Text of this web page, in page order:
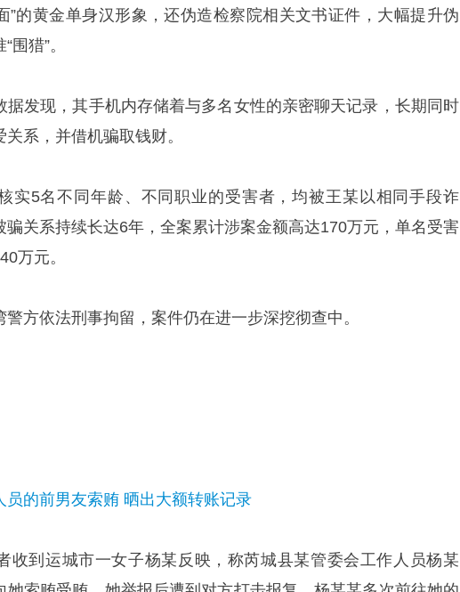
”的黄金单身汉形象，还伪造检察院相关文书证件，大幅提升伪
围猎”。
据发现，其手机内存储着与多名女性的亲密聊天记录，长期同时
系，并借机骗取钱财。
实5名不同年龄、不同职业的受害者，均被王某以相同手段诈
骗关系持续长达6年，全案累计涉案金额高达170万元，单名受害
万元。
警方依法刑事拘留，案件仍在进一步深挖彻查中。
员的前男友索贿 晒出大额转账记录
收到运城市一女子杨某反映，称芮城县某管委会工作人员杨某